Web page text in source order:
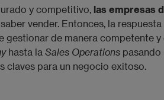
y competitivo, las empresas
vender. Entonces, la
gestionar de manera competente
hasta la Sales Operations pasando
claves para un negocio exitoso.